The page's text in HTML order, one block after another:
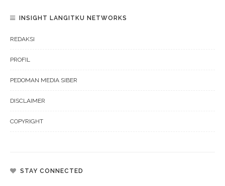
INSIGHT LANGITKU NETWORKS
REDAKSI
PROFIL
PEDOMAN MEDIA SIBER
DISCLAIMER
COPYRIGHT
STAY CONNECTED